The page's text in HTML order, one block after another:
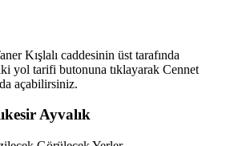
Kışlalı caddesinin üst tarafında
yol tarifi butonuna tıklayarak Cennet
açabilirsiniz.
Ayvalık